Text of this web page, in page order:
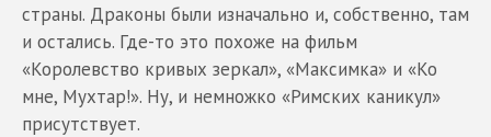
страны. Драконы были изначально и, собственно, там
и остались. Где-то это похоже на фильм
«Королевство кривых зеркал», «Максимка» и «Ко
мне, Мухтар!». Ну, и немножко «Римских каникул»
присутствует.